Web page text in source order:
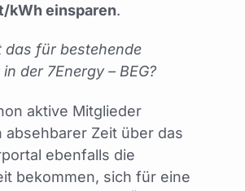
kWh einsparen.
das für bestehende
der 7Energy – BEG?
aktive Mitglieder
absehbarer Zeit über das
ebenfalls die
bekommen, sich für eine